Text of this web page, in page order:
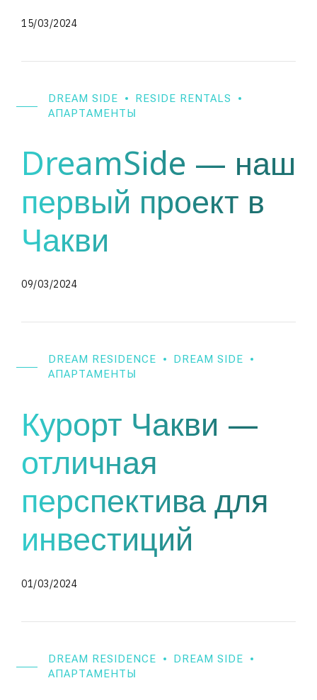
15/03/2024
DREAM SIDE
RESIDE RENTALS
АПАРТАМЕНТЫ
DreamSide — наш
первый проект в
Чакви
09/03/2024
DREAM RESIDENCE
DREAM SIDE
АПАРТАМЕНТЫ
Курорт Чакви —
отличная
перспектива для
инвестиций
01/03/2024
DREAM RESIDENCE
DREAM SIDE
АПАРТАМЕНТЫ